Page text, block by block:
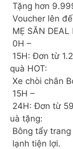
Tặng hơn
Voucher lên
MẸ SĂN
0H –
15H: Đơn từ
quà HOT:
Xe chòi chân
15H –
24H: Đơn từ
uà tặng:
Bông tẩy
lạnh tiện lợi.